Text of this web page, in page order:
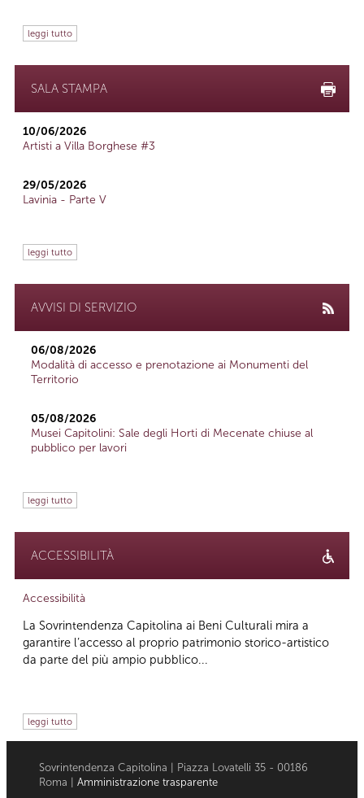
leggi tutto
SALA STAMPA
10/06/2026
Artisti a Villa Borghese #3
29/05/2026
Lavinia - Parte V
leggi tutto
AVVISI DI SERVIZIO
06/08/2026
Modalità di accesso e prenotazione ai Monumenti del
Territorio
05/08/2026
Musei Capitolini: Sale degli Horti di Mecenate chiuse al
pubblico per lavori
leggi tutto
ACCESSIBILITÀ
Accessibilità
La Sovrintendenza Capitolina ai Beni Culturali mira a
garantire l’accesso al proprio patrimonio storico-artistico
da parte del più ampio pubblico...
leggi tutto
Sovrintendenza Capitolina | Piazza Lovatelli 35 - 00186
Roma | Amministrazione trasparente